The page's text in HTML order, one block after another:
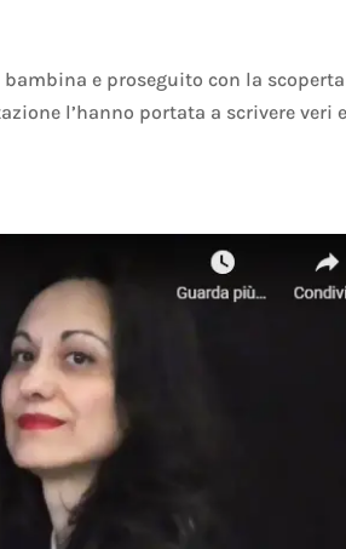
e proseguito con la
l’hanno portata a scrivere veri